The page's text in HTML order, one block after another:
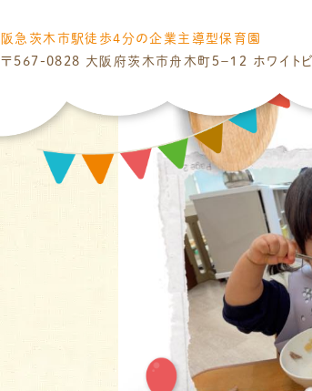
阪急茨木市駅徒歩4分の企業主導型保育園
〒567-0828 大阪府茨木市舟木町５−１２ ホワイト